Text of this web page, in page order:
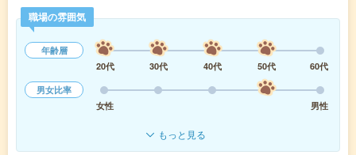
職場の雰囲気
年齢層
20代
30代 40代 50代
60代
男女比率
女性
男性
もっと見る